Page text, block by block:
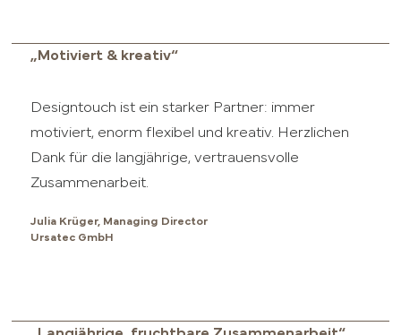
„Motiviert & kreativ“
Designtouch ist ein starker Partner: immer
motiviert, enorm flexibel und kreativ. Herzlichen
Dank für die langjährige, vertrauensvolle
Zusammenarbeit.
Julia Krüger, Managing Director
Ursatec GmbH